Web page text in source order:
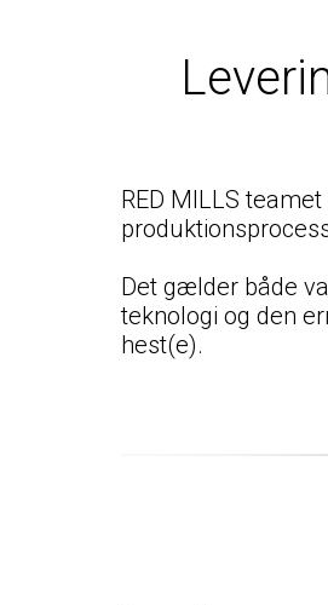
RED MILLS
Det gælder både
teknologi og den
hest(e).